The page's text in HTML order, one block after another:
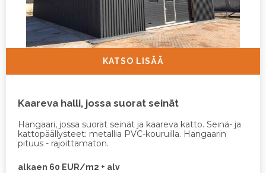
KATSO LISÄÄ
Kaareva halli, jossa suorat seinät
Hangaari, jossa suorat seinät ja kaareva katto. Seinä- ja
kattopäällysteet: metallia PVC-kouruilla. Hangaarin
pituus - rajoittamaton.
alkaen 60 EUR/m2 + alv